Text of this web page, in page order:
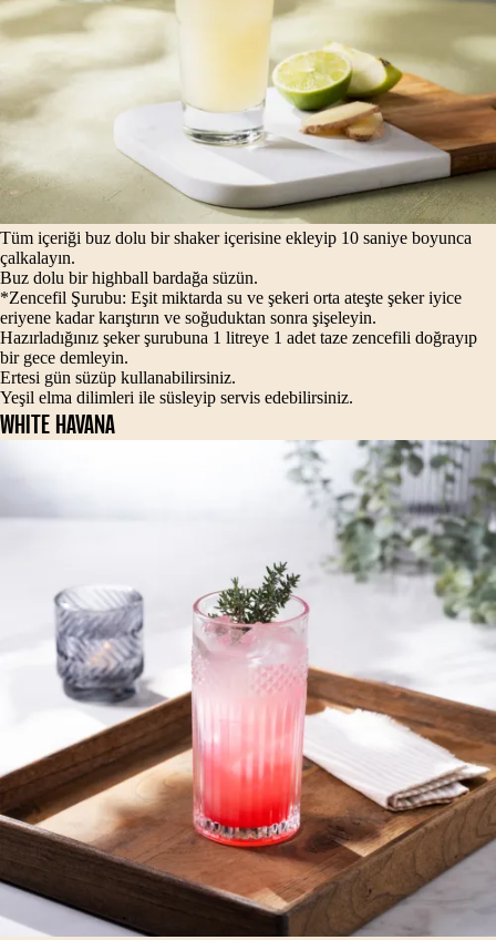
Tüm içeriği buz dolu bir shaker içerisine ekleyip 10 saniye boyunca
çalkalayın.
Buz dolu bir highball bardağa süzün.
*Zencefil Şurubu: Eşit miktarda su ve şekeri orta ateşte şeker iyice
eriyene kadar karıştırın ve soğuduktan sonra şişeleyin.
Hazırladığınız şeker şurubuna 1 litreye 1 adet taze zencefili doğrayıp
bir gece demleyin.
Ertesi gün süzüp kullanabilirsiniz.
Yeşil elma dilimleri ile süsleyip servis edebilirsiniz.
WHITE HAVANA